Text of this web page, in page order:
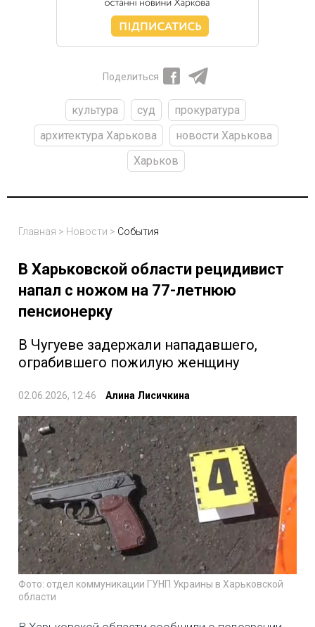
Поделиться
культура суд
прокуратура
архитектура Харькова
новости Харькова
Харьков
Главная > Новости > События
В Харьковской области рецидивист
напал с ножом на 77-летнюю
пенсионерку
В Чугуеве задержали нападавшего,
ограбившего пожилую женщину
02.06.2026, 12:46 Алина Лисичкина
Фото: отдел коммуникации ГУНП Украины в Харьковской
области